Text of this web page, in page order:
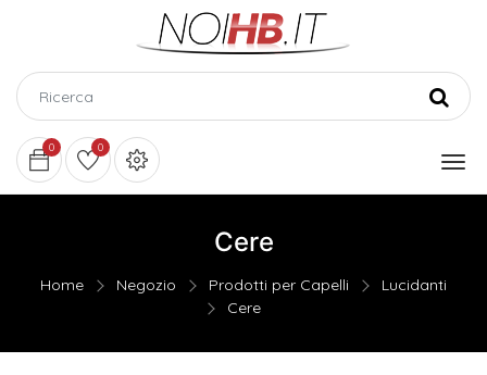
0 0
Cere
Home Negozio Prodotti per Capelli
Lucidanti
Cere